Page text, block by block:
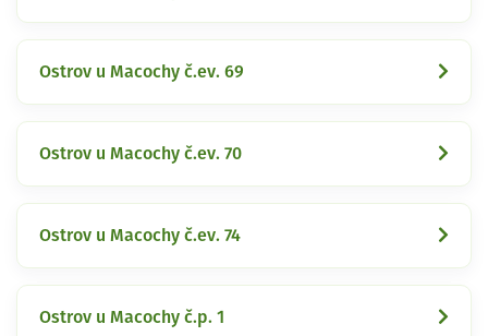
Ostrov u Macochy č.ev. 69
Ostrov u Macochy č.ev. 70
Ostrov u Macochy č.ev. 74
Ostrov u Macochy č.p. 1